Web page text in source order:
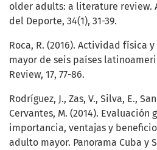
older adults: a literature review.
del Deporte, 34(1), 31-39.
Roca, R. (2016). Actividad física
mayor de seis países
Review, 17, 77-86.
Rodríguez, J., Zas, V., Silva, E.,
Cervantes, M. (2014).
importancia, ventajas y
adulto mayor. Panorama Cuba y